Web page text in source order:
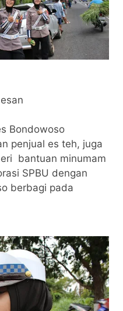
Bondowoso
penjual es teh, juga
bantuan minumam
SPBU dengan
berbagi pada